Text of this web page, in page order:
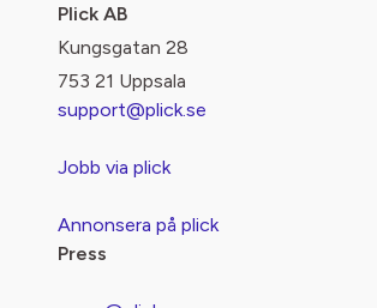
Plick AB
Kungsgatan 28
753 21 Uppsala
support@plick.se
Jobb via plick
Annonsera på plick
Press